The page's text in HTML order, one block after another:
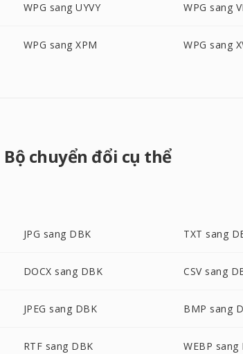
WPG sang UYVY WPG sang
WPG sang XPM WPG sang
Bộ chuyển đổi cụ thể
JPG sang DBK TXT sang
DOCX sang DBK CSV sang
JPEG sang DBK BMP sang
RTF sang DBK WEBP sang